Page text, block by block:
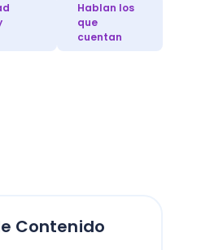
Hablan los
que
cuentan
Contenido